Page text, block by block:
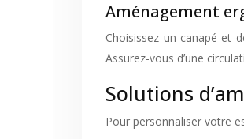
Aménagement
Choisissez un canapé et
Assurez-vous d’une
Solutions
Pour personnaliser votre